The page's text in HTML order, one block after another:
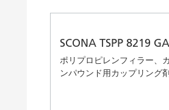
SCONA TSPP 8219 GA
ポリプロピレンフィラー、
ンパウンド用カップリング